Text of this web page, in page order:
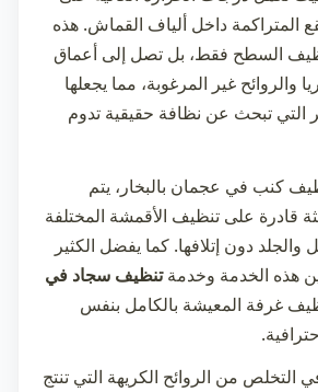
المتراكمة داخل ألياف القماش. هذه
السطح فقط، بل تصل إلى أعماق
والروائح غير المرغوبة، مما يجعلها
التي تبحث عن نظافة حقيقية تدوم
كنب في عجمان بالبخار، يتم
قادرة على تنظيف الأقمشة المختلفة
دون إتلافها. كما يفضل الكثير
هذه الخدمة وخدمةتنظيف سجاد في
غرفة المعيشة بالكامل بنفس
التخلص من الروائح الكريهة التي تنتج